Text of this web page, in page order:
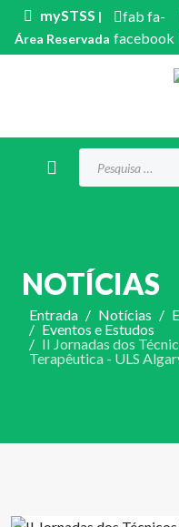
mySTSS |
Área Reservada
fab fa-
facebook
NOTÍCIAS
Entrada Notícias
Eventos e Estudos
II Jornadas dos
Terapêutica - ULS